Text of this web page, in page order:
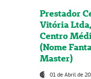
Prestador
Vitória
Centro
(Nome
Master)
01 de Abril de